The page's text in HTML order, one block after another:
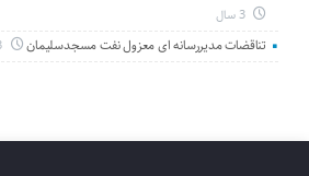
3 سال
تناقضات مدیررسانه ای معزول نفت مسجدسلیمان 3 سال